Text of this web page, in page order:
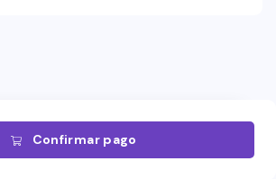
Confirmar pago